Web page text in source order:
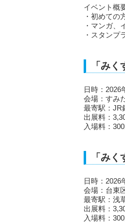
イベント概
・初めての
・マンガ、
・スタンプ
「み
日時：2026
会場：すみ
最寄駅：JR
出展料：
入場料：
「み
日時：2026
会場：台東
最寄駅：浅
出展料：
入場料：